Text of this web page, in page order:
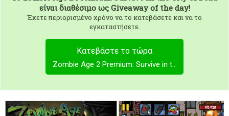
είναι διαθέσιμο ως Giveaway of the day!
Έχετε περιορισμένο χρόνο να το κατεβάσετε και να το
εγκαταστήσετε.
Κατεβάστε το τώρα
Zombie Age 2 Premium: Survive in the City of Dead